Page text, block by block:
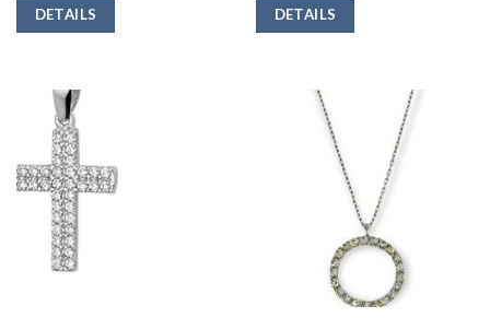
DETAILS DETAILS